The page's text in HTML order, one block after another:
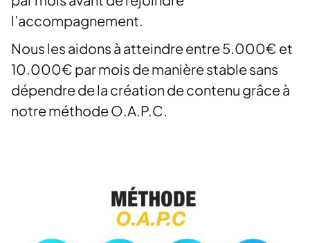
l’accompagnement.
Nous les aidons à atteindre entre 5.000€ et
10.000€ par mois de manière stable sans
dépendre de la création de contenu grâce à
notre méthode O.A.P.C.